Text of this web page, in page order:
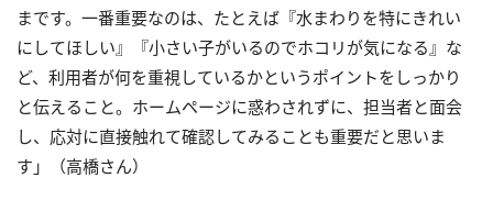
まです。一番重要なのは、たとえば『水まわりを特にきれい
にしてほしい』『小さい子がいるのでホコリが気になる』な
ど、利用者が何を重視しているかというポイントをしっかり
と伝えること。ホームページに惑わされずに、担当者と面会
し、応対に直接触れて確認してみることも重要だと思いま
す」（高橋さん）